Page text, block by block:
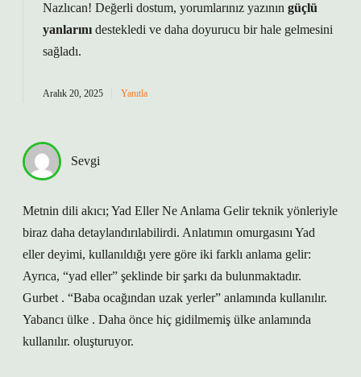
Nazlıcan! Değerli dostum, yorumlarınız yazının güçlü
yanlarını destekledi ve daha doyurucu bir hale gelmesini
sağladı.
Aralık 20, 2025 Yanıtla
Sevgi
Metnin dili akıcı; Yad Eller Ne Anlama Gelir teknik yönleriyle
biraz daha detaylandırılabilirdi. Anlatımın omurgasını Yad
eller deyimi, kullanıldığı yere göre iki farklı anlama gelir:
Ayrıca, “yad eller” şeklinde bir şarkı da bulunmaktadır.
Gurbet . “Baba ocağından uzak yerler” anlamında kullanılır.
Yabancı ülke . Daha önce hiç gidilmemiş ülke anlamında
kullanılır. oluşturuyor.